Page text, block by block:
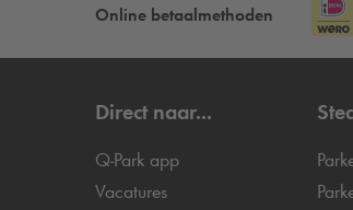
Online betaalmethoden
Direct naar...
Q-Park app
Vacatures